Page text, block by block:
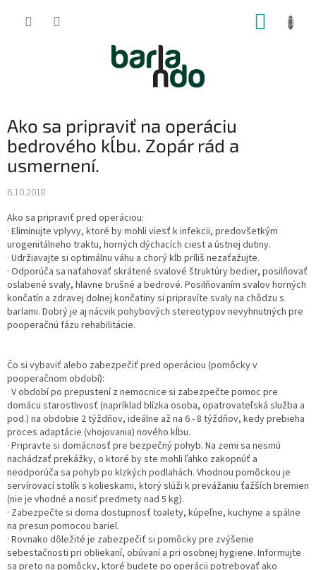
Ako sa pripraviť na operáciu
bedrového kĺbu. Zopár rád a
usmernení.
6.10.2018
Ako sa pripraviť pred operáciou:
· Eliminujte vplyvy, ktoré by mohli viesť k infekcii, predovšetkým
urogenitálneho traktu, horných dýchacích ciest a ústnej dutiny.
· Udržiavajte si optimálnu váhu a chorý kĺb príliš nezaťažujte.
· Odporúča sa naťahovať skrátené svalové štruktúry bedier, posilňovať
oslabené svaly, hlavne brušné a bedrové. Posilňovaním svalov horných
končatín a zdravej dolnej končatiny si pripravíte svaly na chôdzu s
barlami. Dobrý je aj nácvik pohybových stereotypov nevyhnutných pre
pooperačnú fázu rehabilitácie.
Čo si vybaviť alebo zabezpečiť pred operáciou (pomôcky v
pooperačnom období):
· V období po prepustení z nemocnice si zabezpečte pomoc pre
domácu starostlivosť (napríklad blízka osoba, opatrovateľská služba a
pod.) na obdobie 2 týždňov, ideálne až na 6 - 8 týždňov, kedy prebieha
proces adaptácie (vhojovania) nového kĺbu.
· Pripravte si domácnosť pre bezpečný pohyb. Na zemi sa nesmú
nachádzať prekážky, o ktoré by ste mohli ľahko zakopnúť a
neodporúča sa pohyb po klzkých podlahách. Vhodnou pomôckou je
servírovací stolík s kolieskami, ktorý slúži k prevážaniu ťažších bremien
(nie je vhodné a nosiť predmety nad 5 kg).
· Zabezpečte si doma dostupnosť toalety, kúpeľne, kuchyne a spálne
na presun pomocou bariel.
· Rovnako dôležité je zabezpečiť si pomôcky pre zvýšenie
sebestačnosti pri obliekaní, obúvaní a pri osobnej hygiene. Informujte
sa preto na pomôcky, ktoré budete po operácii potrebovať ako